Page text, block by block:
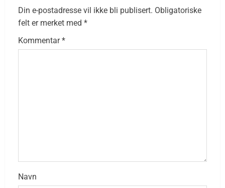
Din e-postadresse vil ikke bli publisert. Obligatoriske
felt er merket med *
Kommentar*
Navn